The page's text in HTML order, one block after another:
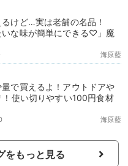
けど…実は老舗の名品！
いな味が簡単にできる♡」魔
海原藍
で買えるよ！アウトドアや
！使い切りやすい100円食材
海原藍
をもっと見る